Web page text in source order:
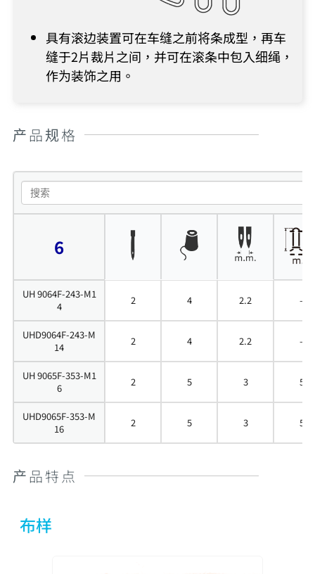
具有滚边装置可在车缝之前将条成型，再车
缝于2片裁片之间，并可在滚条中包入细绳，
作为装饰之用。
产品规格
6
UH 9064F-243-M1
4
2 4 2.2 –
UHD9064F-243-M
14
2 4 2.2 –
UH 9065F-353-M1
6
2 5 3 5
UHD9065F-353-M
16
2 5 3 5
产品特点
布样